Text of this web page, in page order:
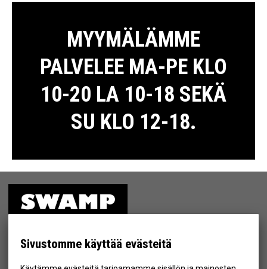
Sivustomme käyttää evästeitä
MYYMÄLÄMME
PALVELEE MA-PE KLO
10-20 LA 10-18 SEKÄ
SU KLO 12-18.
MYYMÄLÄ